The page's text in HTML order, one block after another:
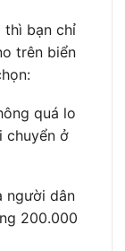
thì bạn chỉ
trên biển
quá lo
chuyển ở
người dân
200.000